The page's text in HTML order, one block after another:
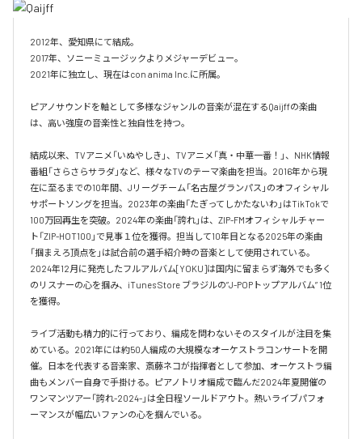
2012年、愛知県にて結成。
2017年、ソニーミュージックよりメジャーデビュー。
2021年に独立し、現在はcon anima Inc.に所属。
ピアノサウンドを軸として多様なジャンルの音楽が混在するQaijffの楽曲
は、高い強度の音楽性と独自性を持つ。
結成以来、TVアニメ「いぬやしき」、TVアニメ「真・中華一番！」、NHK情報
番組「さらさらサラダ」など、様々なTVのテーマ楽曲を担当。2016年から現
在に至るまでの10年間、Jリーグチーム「名古屋グランパス」のオフィシャル
サポートソングを担当。2023年の楽曲「たぎってしかたないわ」はTikTokで
100万回再生を突破。2024年の楽曲「誇れ」は、ZIP-FMオフィシャルチャー
ト「ZIP-HOT100」で見事１位を獲得。担当して10年目となる2025年の楽曲
「掴まえろ頂点を」は試合前の選手紹介時の音楽として使用されている。
2024年12月に発売したフルアルバム[YOKU]は国内に留まらず海外でも多く
のリスナーの心を掴み、iTunes Store ブラジルの”J-POPトップアルバム” 1位
を獲得。
ライブ活動も精力的に行っており、編成を問わないそのスタイルが注目を集
めている。2021年には約50人編成の大規模なオーケストラコンサートを開
催。日本を代表する音楽家、斎藤ネコが指揮者として参加、オーケストラ編
曲もメンバー自身で手掛ける。ピアノトリオ編成で臨んだ2024年夏開催の
ワンマンツアー「誇れ-2024-」は全日程ソールドアウト。熱いライブパフォ
ーマンスが幅広いファンの心を掴んでいる。